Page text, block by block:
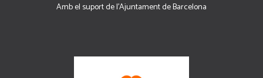
Amb el suport de l’Ajuntament de Barcelona